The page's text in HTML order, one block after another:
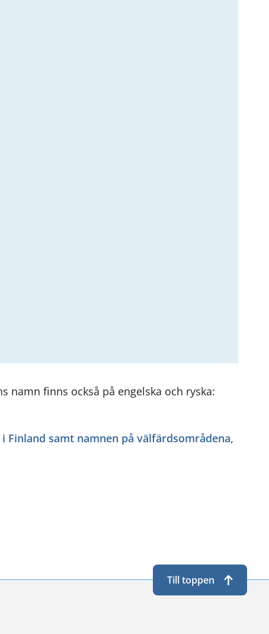
namn finns också på engelska och ryska:
samt namnen på välfärdsområdena,
Till toppen